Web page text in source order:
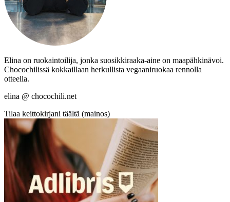
Elina on ruokaintoilija, jonka suosikkiraaka-aine on maapähkinävoi.
Chocochilissä kokkaillaan herkullista vegaaniruokaa rennolla
otteella.
elina @ chocochili.net
Tilaa keittokirjani täältä (mainos)